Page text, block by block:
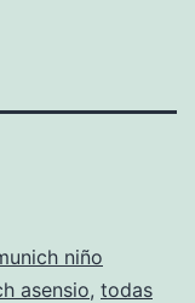
niño
asensio, todas